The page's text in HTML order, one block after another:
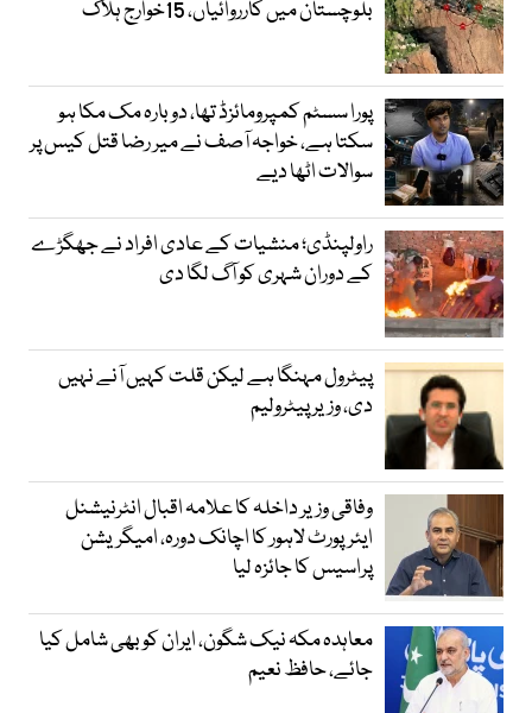
بلوچستان میں کارروائیاں، 15خوارج ہلاک
پورا سسٹم کمپرومائزڈ تھا، دوبارہ مک مکا ہو
سکتا ہے، خواجہ آصف نے میر رضا قتل کیس پر
سوالات اٹھا دیے
راولپنڈی؛ منشیات کے عادی افراد نے جھگڑے
کے دوران شہری کو آگ لگا دی
پیٹرول مہنگا ہے لیکن قلت کہیں آنے نہیں
دی، وزیر پیٹرولیم
وفاقی وزیر داخلہ کا علامہ اقبال انٹرنیشنل
ایئرپورٹ لاہور کا اچانک دورہ، امیگریشن
پراسیس کا جائزہ لیا
معاہدہ مکہ نیک شگون، ایران کو بھی شامل کیا
جائے، حافظ نعیم